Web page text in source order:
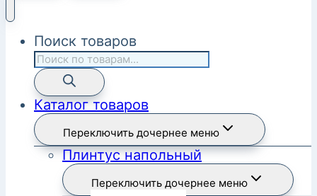
Поиск товаров
Каталог товаров
Переключить дочернее меню
Плинтус напольный
Переключить дочернее меню